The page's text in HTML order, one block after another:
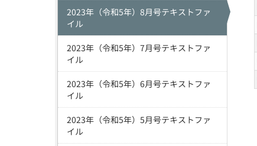
2023年（令和5年）8月号テキストファ
イル
2023年（令和5年）7月号テキストファ
イル
2023年（令和5年）6月号テキストファ
イル
2023年（令和5年）5月号テキストファ
イル